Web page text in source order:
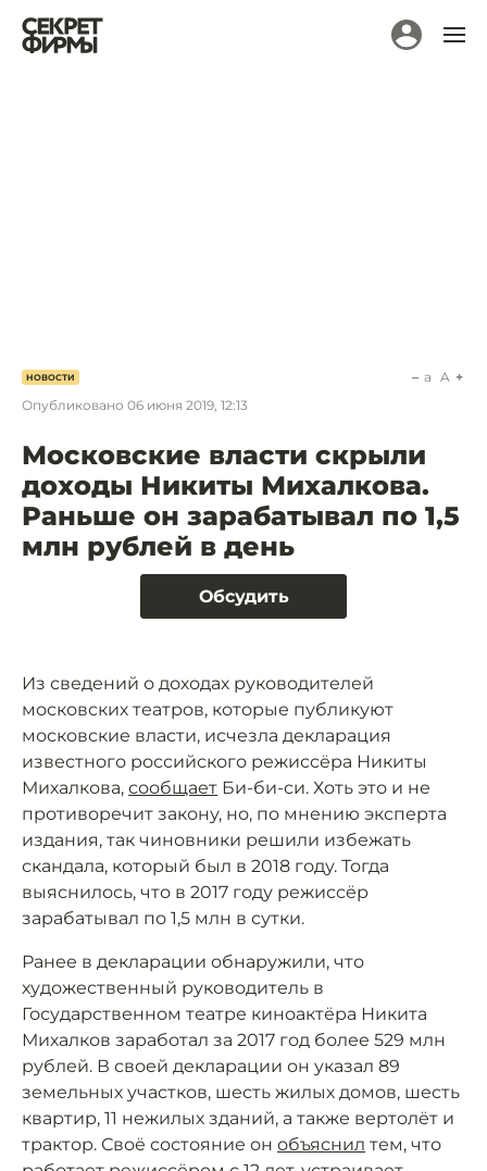
НОВОСТИ
Опубликовано 06 июня 2019, 12:13
a A
Московские власти скрыли
доходы Никиты Михалкова.
Раньше он зарабатывал по 1,5
млн рублей в день
Обсудить
Из сведений о доходах руководителей
московских театров, которые публикуют
московские власти, исчезла декларация
известного российского режиссёра Никиты
Михалкова, сообщает Би-би-си. Хоть это и не
противоречит закону, но, по мнению эксперта
издания, так чиновники решили избежать
скандала, который был в 2018 году. Тогда
выяснилось, что в 2017 году режиссёр
зарабатывал по 1,5 млн в сутки.
Ранее в декларации обнаружили, что
художественный руководитель в
Государственном театре киноактёра Никита
Михалков заработал за 2017 год более 529 млн
рублей. В своей декларации он указал 89
земельных участков, шесть жилых домов, шесть
квартир, 11 нежилых зданий, а также вертолёт и
трактор. Своё состояние он объяснил тем, что